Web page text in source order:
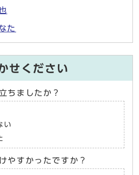
た
せください
ちましたか？
い
やすかったですか？